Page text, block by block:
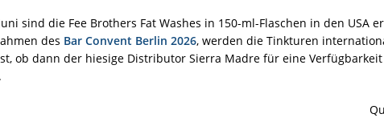
sind die Fee Brothers Fat Washes in 150-ml-Flaschen in den USA
des Bar Convent Berlin 2026, werden die Tinkturen
ob dann der hiesige Distributor Sierra Madre für eine